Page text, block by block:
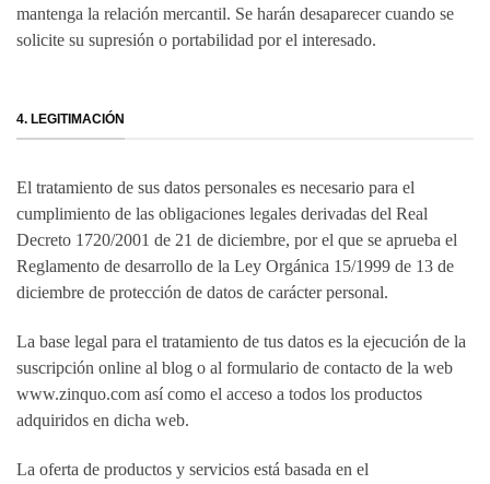
mantenga la relación mercantil. Se harán desaparecer cuando se
solicite su supresión o portabilidad por el interesado.
4. LEGITIMACIÓN
El tratamiento de sus datos personales es necesario para el
cumplimiento de las obligaciones legales derivadas del Real
Decreto 1720/2001 de 21 de diciembre, por el que se aprueba el
Reglamento de desarrollo de la Ley Orgánica 15/1999 de 13 de
diciembre de protección de datos de carácter personal.
La base legal para el tratamiento de tus datos es la ejecución de la
suscripción online al blog o al formulario de contacto de la web
www.zinquo.com así como el acceso a todos los productos
adquiridos en dicha web.
La oferta de productos y servicios está basada en el